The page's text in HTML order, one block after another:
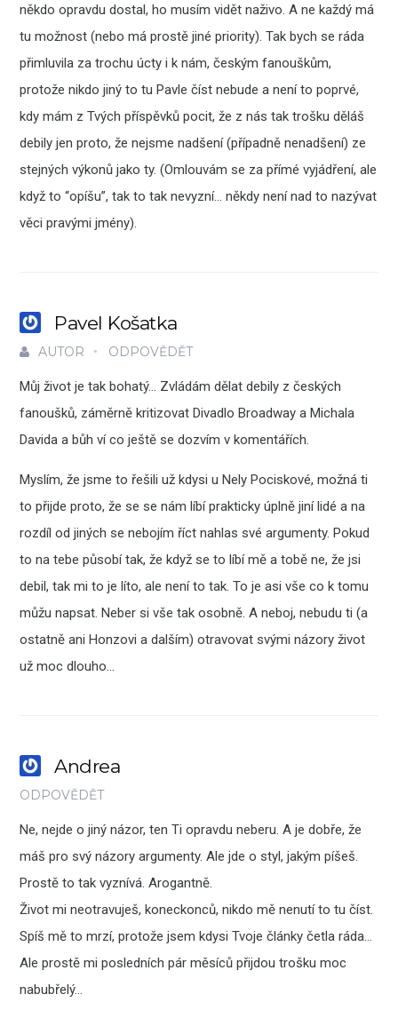
někdo opravdu dostal, ho musím vidět naživo. A ne každý má
tu možnost (nebo má prostě jiné priority). Tak bych se ráda
přimluvila za trochu úcty i k nám, českým fanouškům,
protože nikdo jiný to tu Pavle číst nebude a není to poprvé,
kdy mám z Tvých příspěvků pocit, že z nás tak trošku děláš
debily jen proto, že nejsme nadšení (případně nenadšení) ze
stejných výkonů jako ty. (Omlouvám se za přímé vyjádření, ale
když to “opíšu”, tak to tak nevyzní… někdy není nad to nazývat
věci pravými jmény).
Pavel Košatka
AUTOR ODPOVĚDĚT
Můj život je tak bohatý… Zvládám dělat debily z českých
fanoušků, záměrně kritizovat Divadlo Broadway a Michala
Davida a bůh ví co ještě se dozvím v komentářích.
Myslím, že jsme to řešili už kdysi u Nely Pociskové, možná ti
to přijde proto, že se se nám líbí prakticky úplně jiní lidé a na
rozdíl od jiných se nebojím říct nahlas své argumenty. Pokud
to na tebe působí tak, že když se to líbí mě a tobě ne, že jsi
debil, tak mi to je líto, ale není to tak. To je asi vše co k tomu
můžu napsat. Neber si vše tak osobně. A neboj, nebudu ti (a
ostatně ani Honzovi a dalším) otravovat svými názory život
už moc dlouho…
Andrea
ODPOVĚDĚT
Ne, nejde o jiný názor, ten Ti opravdu neberu. A je dobře, že
máš pro svý názory argumenty. Ale jde o styl, jakým píšeš.
Prostě to tak vyznívá. Arogantně.
Život mi neotravuješ, koneckonců, nikdo mě nenutí to tu číst.
Spíš mě to mrzí, protože jsem kdysi Tvoje články četla ráda…
Ale prostě mi posledních pár měsíců přijdou trošku moc
nabubřelý…